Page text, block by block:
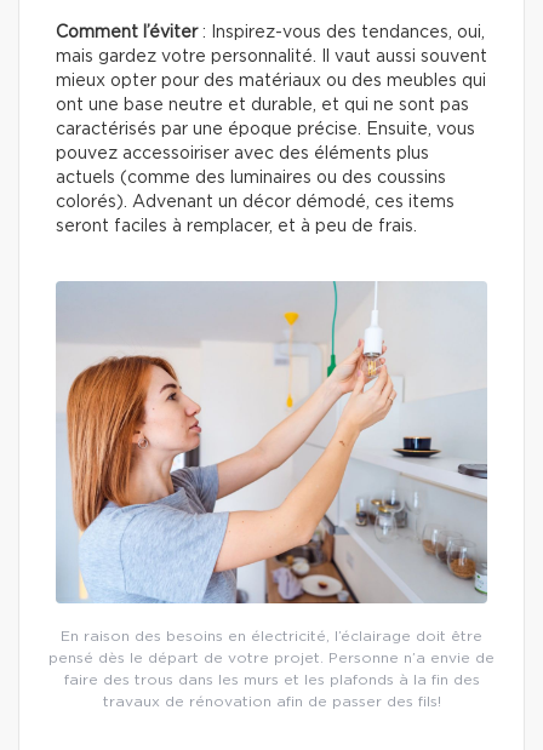
Comment l’éviter: Inspirez-vous des tendances, oui,
mais gardez votre personnalité. Il vaut aussi souvent
mieux opter pour des matériaux ou des meubles qui
ont une base neutre et durable, et qui ne sont pas
caractérisés par une époque précise. Ensuite, vous
pouvez accessoiriser avec des éléments plus
actuels (comme des luminaires ou des coussins
colorés). Advenant un décor démodé, ces items
seront faciles à remplacer, et à peu de frais.
En raison des besoins en électricité, l’éclairage doit être
pensé dès le départ de votre projet. Personne n’a envie de
faire des trous dans les murs et les plafonds à la fin des
travaux de rénovation afin de passer des fils!